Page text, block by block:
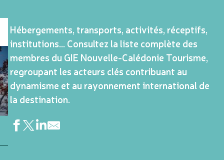
Hébergements, transports, activités, réceptifs,
institutions… Consultez la liste complète des
membres du GIE Nouvelle-Calédonie Tourisme,
regroupant les acteurs clés contribuant au
dynamisme et au rayonnement international de
la destination.